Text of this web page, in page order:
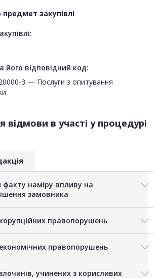
закупівлі
його відповідний код:
3 — Послуги з опитування
відмови в участі у процедурі
факту наміру впливу на
замовника
правопорушень
правопорушень
учинених з корисливих